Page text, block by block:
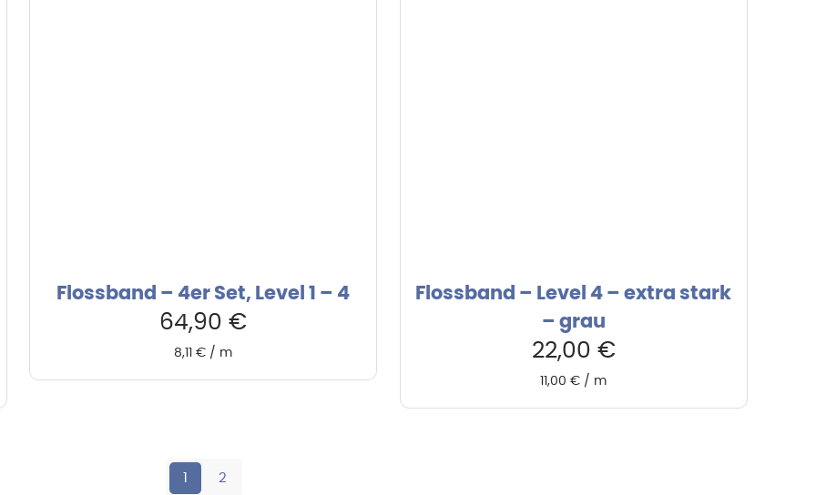
Flossband – 4er Set, Level 1 – 4
64,90€
8,11€ / m
Flossband – Level 4 – extra stark
– grau
22,00 €
11,00€ / m
2